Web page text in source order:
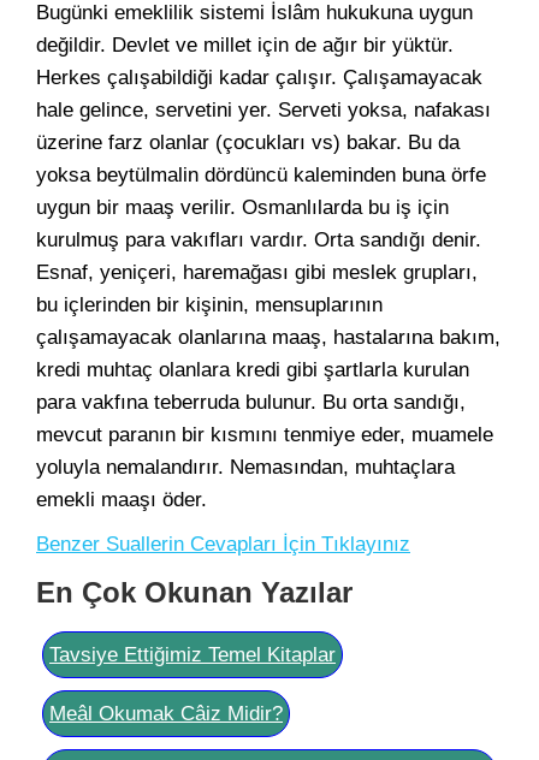
Bugünki emeklilik sistemi İslâm hukukuna uygun
değildir. Devlet ve millet için de ağır bir yüktür.
Herkes çalışabildiği kadar çalışır. Çalışamayacak
hale gelince, servetini yer. Serveti yoksa, nafakası
üzerine farz olanlar (çocukları vs) bakar. Bu da
yoksa beytülmalin dördüncü kaleminden buna örfe
uygun bir maaş verilir. Osmanlılarda bu iş için
kurulmuş para vakıfları vardır. Orta sandığı denir.
Esnaf, yeniçeri, haremağası gibi meslek grupları,
bu içlerinden bir kişinin, mensuplarının
çalışamayacak olanlarına maaş, hastalarına bakım,
kredi muhtaç olanlara kredi gibi şartlarla kurulan
para vakfına teberruda bulunur. Bu orta sandığı,
mevcut paranın bir kısmını tenmiye eder, muamele
yoluyla nemalandırır. Nemasından, muhtaçlara
emekli maaşı öder.
Benzer Suallerin Cevapları İçin Tıklayınız
En Çok Okunan Yazılar
Tavsiye Ettiğimiz Temel Kitaplar
Meâl Okumak Câiz Midir?